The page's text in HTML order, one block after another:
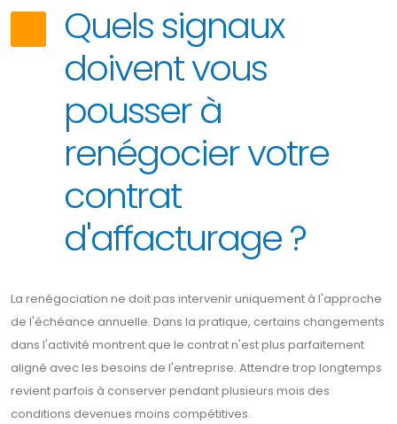
Quels signaux
doivent vous
pousser à
renégocier votre
contrat
d'affacturage ?
La renégociation ne doit pas intervenir uniquement à l'approche
de l'échéance annuelle. Dans la pratique, certains changements
dans l'activité montrent que le contrat n'est plus parfaitement
aligné avec les besoins de l'entreprise. Attendre trop longtemps
revient parfois à conserver pendant plusieurs mois des
conditions devenues moins compétitives.